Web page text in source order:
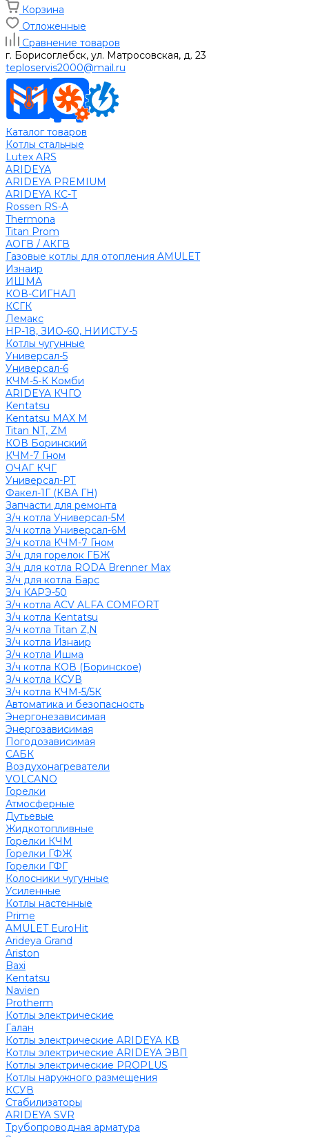
Корзина
Отложенные
Сравнение товаров
г. Борисоглебск, ул. Матросовская, д. 23
teploservis2000@mail.ru
Каталог товаров
Котлы стальные
Lutex ARS
ARIDEYA
ARIDEYA PREMIUM
ARIDEYA КС-Т
Rossen RS-A
Thermona
Titan Prom
АОГВ / АКГВ
Газовые котлы для отопления AMULET
Изнаир
ИШМА
КОВ-СИГНАЛ
КСГК
Лемакс
НР-18, ЗИО-60, НИИСТУ-5
Котлы чугунные
Универсал-5
Универсал-6
КЧМ-5-К Комби
ARIDEYA КЧГО
Kentatsu
Kentatsu MAX M
Titan NT, ZM
КОВ Боринский
КЧМ-7 Гном
ОЧАГ КЧГ
Универсал-РТ
Факел-1Г (КВА ГН)
Запчасти для ремонта
З/ч котла Универсал-5М
З/ч котла Универсал-6М
З/ч котла КЧМ-7 Гном
З/ч для горелок ГБЖ
З/ч для котла RODA Brenner Max
З/ч для котла Барс
З/ч КАРЭ-50
З/ч котла ACV ALFA COMFORT
З/ч котла Kentatsu
З/ч котла Titan Z,N
З/ч котла Изнаир
З/ч котла Ишма
З/ч котла КОВ (Боринское)
З/ч котла КСУВ
З/ч котла КЧМ-5/5К
Автоматика и безопасность
Энергонезависимая
Энергозависимая
Погодозависимая
САБК
Воздухонагреватели
VOLCANO
Горелки
Атмосферные
Дутьевые
Жидкотопливные
Горелки КЧМ
Горелки ГФЖ
Горелки ГФГ
Колосники чугунные
Усиленные
Котлы настенные
Prime
AMULET EuroHit
Arideya Grand
Ariston
Baxi
Kentatsu
Navien
Protherm
Котлы электрические
Галан
Котлы электрические ARIDEYA КВ
Котлы электрические ARIDEYA ЭВП
Котлы электрические PROPLUS
Котлы наружного размещения
КСУВ
Стабилизаторы
ARIDEYA SVR
Трубопроводная арматура